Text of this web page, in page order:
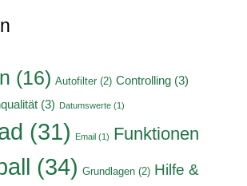
(16) Autofilter (2) Controlling (3)
(3) Datumswerte (1)
(31) Email (1) Funktionen
(34) Grundlagen (2) Hilfe &